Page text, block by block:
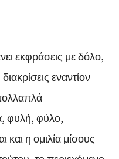
εκφράσεις με δόλο,
εναντίον
φυλή, φύλο,
και η ομιλία μίσους